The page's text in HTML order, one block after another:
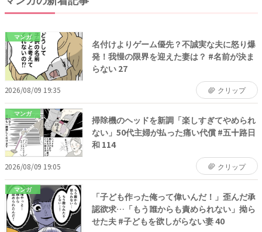
マンガ
名付けよりゲーム優先？不誠実な夫に怒り爆
発！我慢の限界を迎えた妻は？ #名前が決ま
らない 27
2026/08/09 19:35 クリップ
マンガ
掃除機のヘッドを新調「楽しすぎてやめられ
ない」50代主婦が払った痛い代償 #五十路日
和 114
2026/08/09 19:05 クリップ
マンガ
「子ども作った俺って偉いんだ！」歪んだ承
認欲求…「もう誰からも責められない」拗ら
せた夫 #子どもを欲しがらない妻 40